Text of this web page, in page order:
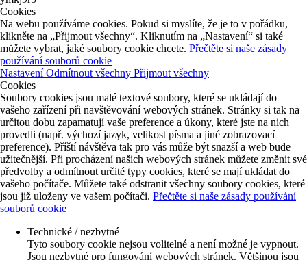
Cookies
Na webu používáme cookies. Pokud si myslíte, že je to v pořádku,
klikněte na „Přijmout všechny“. Kliknutím na „Nastavení“ si také
můžete vybrat, jaké soubory cookie chcete. Přečtěte si naše zásady
používání souborů cookie
NastaveníOdmítnout všechny Přijmout všechny
Cookies
Soubory cookies jsou malé textové soubory, které se ukládají do
vašeho zařízení při navštěvování webových stránek. Stránky si tak na
určitou dobu zapamatují vaše preference a úkony, které jste na nich
provedli (např. výchozí jazyk, velikost písma a jiné zobrazovací
preference). Příští návštěva tak pro vás může být snazší a web bude
užitečnější. Při procházení našich webových stránek můžete změnit své
předvolby a odmítnout určité typy cookies, které se mají ukládat do
vašeho počítače. Můžete také odstranit všechny soubory cookies, které
jsou již uloženy ve vašem počítači. Přečtěte si naše zásady používání
souborů cookie
Technické / nezbytné
Tyto soubory cookie nejsou volitelné a není možné je vypnout.
Jsou nezbytné pro fungování webových stránek. Většinou jsou